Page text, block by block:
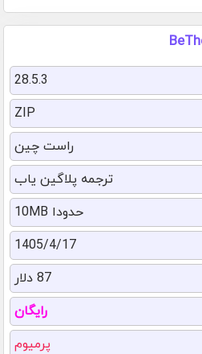
28.5.3
ZIP
راست چین
ترجمه پلاگین یاب
حدودا 10MB
1405/4/17
87 دلار
رایگان
پرمیوم